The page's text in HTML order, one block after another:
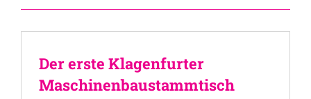
Der erste Klagenfurter
Maschinenbaustammtisch